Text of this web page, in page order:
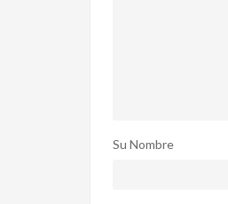
Su Nombre